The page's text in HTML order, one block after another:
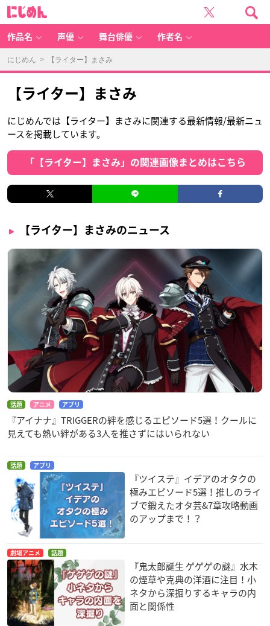
作品名 声優 舞台俳優 作者名
にじめん > 【ライター】まさみ
【ライター】まさみ
にじめんでは【ライター】まさみに関連する最新情報/最新ニュ
ースを掲載しています。
「【ライター】まさみ」の関連画像まとめはこちら
【ライター】まさみのニュース
話題 アニメ アプリ
『アイナナ』TRIGGERの絆を感じるエピソード5選！クールに
見えても熱い絆がある3人を推さずにはいられない
話題 アプリ
『ツイステ』イデアのオタクの
極みエピソード5選！推しのライ
ブで鍛えたオタ芸&7章攻略動画
のアップまで！？
劇場アニメ 話題
『鬼太郎誕生 ゲゲゲの謎』水木
の煙草や克典の洋酒に注目！小
ネタから深掘りするキャラの内
面と関係性